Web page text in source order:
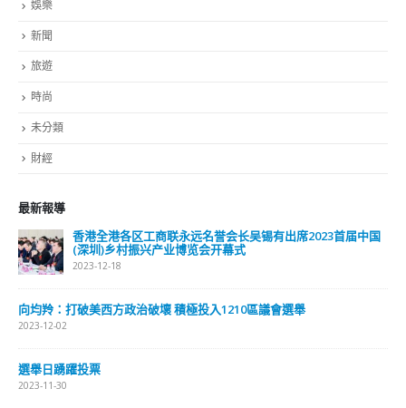
旅遊
時尚
未分類
財經
最新報導
向均羚：打破美西方政治破壞 積極投入1210區議會選舉
2023-12-02
選舉日踴躍投票
2023-11-30